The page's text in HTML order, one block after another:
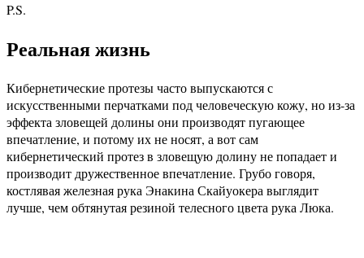
P.S.
Реальная жизнь
Кибернетические протезы часто выпускаются с
искусственными перчатками под человеческую кожу, но из-за
эффекта зловещей долины они производят пугающее
впечатление, и потому их не носят, а вот сам
кибернетический протез в зловещую долину не попадает и
производит дружественное впечатление. Грубо говоря,
костлявая железная рука Энакина Скайуокера выглядит
лучше, чем обтянутая резиной телесного цвета рука Люка.